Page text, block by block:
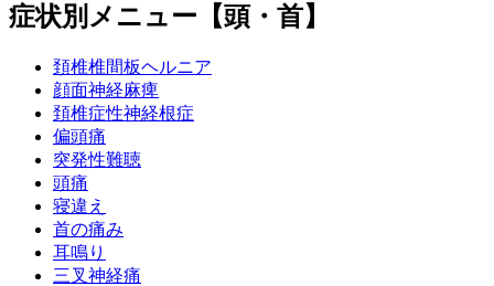
症状別メニュー【頭・首】
頚椎椎間板ヘルニア
顔面神経麻痺
頚椎症性神経根症
偏頭痛
突発性難聴
頭痛
寝違え
首の痛み
耳鳴り
三叉神経痛